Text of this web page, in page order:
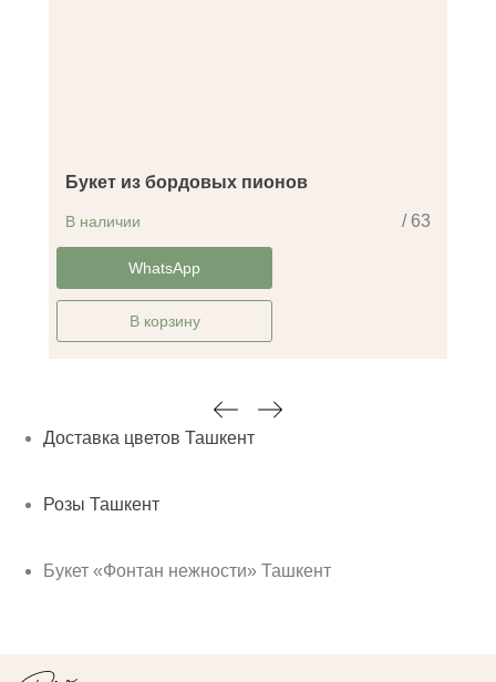
Букет из бордовых пионов
/ 63
В наличии
-30%WhatsApp
В корзину
Доставка цветов Ташкент
Розы Ташкент
Букет «Фонтан нежности» Ташкент